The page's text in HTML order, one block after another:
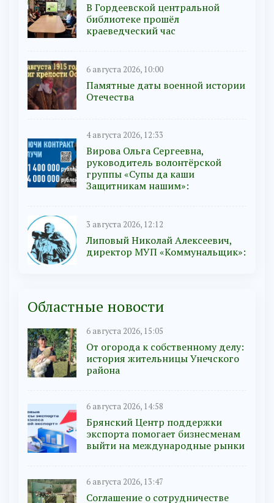
В Гордеевской центральной
библиотеке прошёл
краеведческий час
6 августа 2026, 10:00
Памятные даты военной истории
Отечества
4 августа 2026, 12:33
Вирова Ольга Сергеевна,
руководитель волонтёрской
группы «Супы да каши
Защитникам нашим»:
3 августа 2026, 12:12
Липовый Николай Алексеевич,
директор МУП «Коммунальщик»:
Областные новости
6 августа 2026, 15:05
От огорода к собственному делу:
история жительницы Унечского
района
6 августа 2026, 14:58
Брянский Центр поддержки
экспорта помогает бизнесменам
выйти на международные рынки
6 августа 2026, 13:47
Соглашение о сотрудничестве